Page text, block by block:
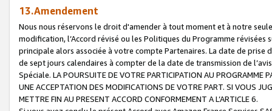
13.Amendement
Nous nous réservons le droit d'amender à tout moment et à notre
modification, l’Accord révisé ou les Politiques du Programme
principale alors associée à votre compte Partenaires. La date de
de sept jours calendaires à compter de la date de transmission de
Spéciale. LA POURSUITE DE VOTRE PARTICIPATION AU PROGRAMME
UNE ACCEPTATION DES MODIFICATIONS DE VOTRE PART. SI VOUS
METTRE FIN AU PRESENT ACCORD CONFORMEMENT A L’ARTICLE 6.